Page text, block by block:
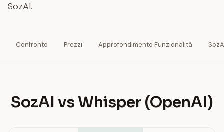
SozAI.
Confronto Prezzi Approfondimento Funzionalità
SozAI vs Whisper (OpenAI)